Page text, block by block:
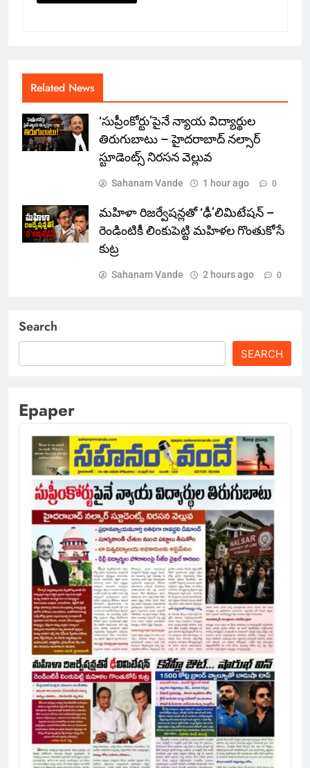
Related News
‘సుప్రీంకోర్టు’పైనే న్యాయ విద్యార్థుల
తిరుగుబాటు – హైదరాబాద్ నల్సార్
స్టూడెంట్స్ నిరసన వెల్లువ
Sahanam Vande 1 hour ago 0
మహిళా రిజర్వేషన్లతో ‘ఢీ’లిమిటేషన్ –
రెండింటికీ లింకుపెట్టి మహిళల గొంతుకోసే
కుట్ర
Sahanam Vande 2 hours ago 0
Search
SEARCH
Epaper